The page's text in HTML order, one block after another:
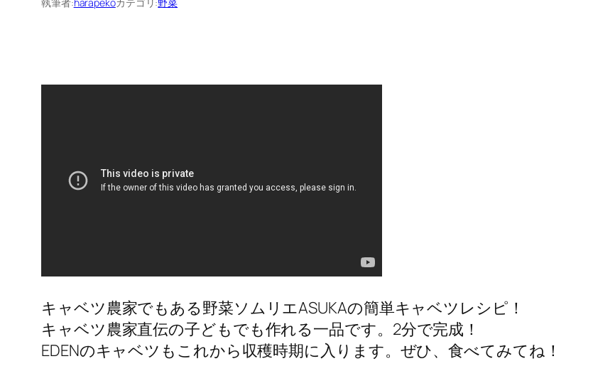
執筆者:harapekoカテゴリ:野菜
キャベツ農家でもある野菜ソムリエASUKAの簡単キャベツレシピ！
キャベツ農家直伝の子どもでも作れる一品です。2分で完成！
EDENのキャベツもこれから収穫時期に入ります。ぜひ、食べてみてね！